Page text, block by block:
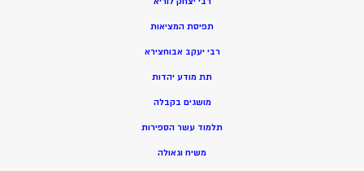
תפיסת המציאות
רבי יעקב אבוחצירא
תת מודע יהדות
מושגים בקבלה
תלמוד עשר הספירות
משיח וגאולה